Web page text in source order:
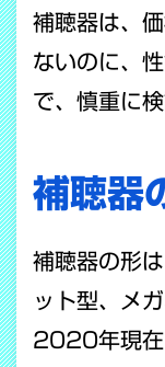
補聴器は、
ないのに、
で、慎重に
補聴器
補聴器の形
ット型、メ
2020年現在